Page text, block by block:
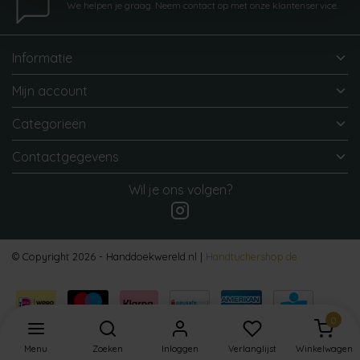
We helpen je graag. Neem contact op met onze klantenservice.
Informatie
Mijn account
Categorieën
Contactgegevens
Wil je ons volgen?
© Copyright 2026 - Handdoekwereld.nl | Handtuchershop.de
Menu Zoeken Inloggen Verlanglijst
0
Winkelwagen